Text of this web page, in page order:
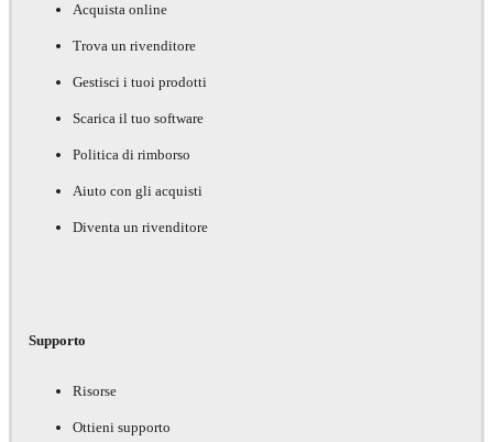
Acquista online
Trova un rivenditore
Gestisci i tuoi prodotti
Scarica il tuo software
Politica di rimborso
Aiuto con gli acquisti
Diventa un rivenditore
Supporto
Risorse
Ottieni supporto